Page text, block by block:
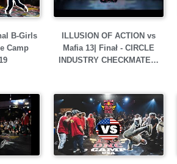
B-Girls
Camp
ILLUSION OF ACTION vs
Mafia 13| Finał - CIRCLE
INDUSTRY CHECKMATE…